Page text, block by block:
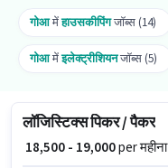
गोआमेंहाउसकीपिंगजॉब्स (14)
गोआमेंइलेक्ट्रीशियनजॉब्स (5)
लॉजिस्टिक्स पिकर / पैकर
₹ 18,500 - 19,000per महीना